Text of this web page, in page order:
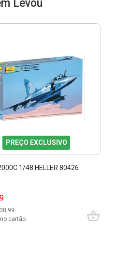
Levou
PREÇO EXCLUSIVO
1/48 HELLER 80426
38,99
cartão